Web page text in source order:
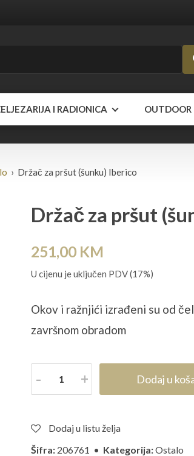
I RADIONICA OUTDOOR
› Držač za pršut (šunku) Iberico
Držač za pršut
251,00 KM
U cijenu je uključen PDV (17%)
Okov i ražnjići izrađeni su od
završnom obradom
Količina Dodaj u
Dodaj u listu želja
Šifra: 206761 • Kategorija:Ostalo